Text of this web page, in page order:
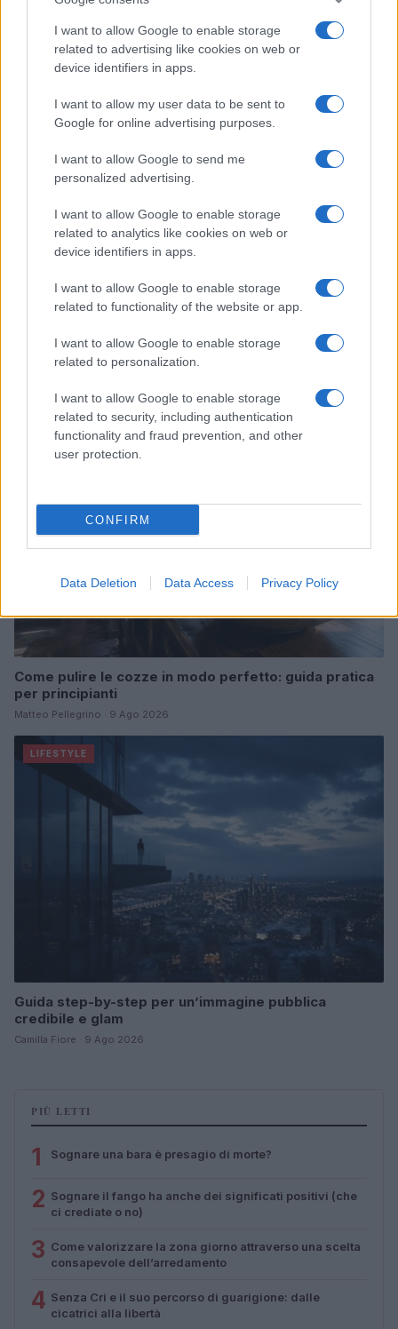
I want to allow Google to enable storage
related to advertising like cookies on web or
device identifiers in apps.
I want to allow my user data to be sent to
Google for online advertising purposes.
I want to allow Google to send me
personalized advertising.
I want to allow Google to enable storage
related to analytics like cookies on web or
device identifiers in apps.
I want to allow Google to enable storage
related to functionality of the website or app.
I want to allow Google to enable storage
related to personalization.
I want to allow Google to enable storage
related to security, including authentication
functionality and fraud prevention, and other
user protection.
CONFIRM
Data Deletion Data Access Privacy Policy
Continua a leggere
BELLEZZA
Cosmetici cooling: la nuova tendenza beauty in Cina
per l’estate 2026
ALIMENTAZIONE
Come pulire le cozze in modo perfetto: guida pratica
per principianti
Matteo Pellegrino · 9 Ago 2026
LIFESTYLE
Guida step-by-step per un’immagine pubblica
credibile e glam
Camilla Fiore · 9 Ago 2026
PIÙ LETTI
1 Sognare una bara è presagio di morte?
2 Sognare il fango ha anche dei significati positivi (che
ci crediate o no)
3 Come valorizzare la zona giorno attraverso una scelta
consapevole dell’arredamento
4 Senza Cri e il suo percorso di guarigione: dalle
cicatrici alla libertà